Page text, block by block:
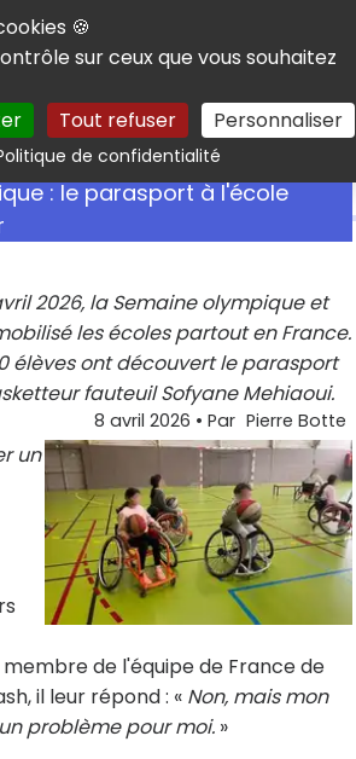
cookies
🍪
sur ceux que vous souhaitez
Tout refuser Personnaliser
de confidentialitéRechercher
: le parasport à l'école
2026, la Semaine olympique et
les écoles partout en France.
élèves ont découvert le parasport
fauteuil Sofyane Mehiaoui.
8 avril 2026 • Par Pierre Botte
un
membre de l'équipe de France de
il leur répond : « Non, mais mon
problème pour moi. »